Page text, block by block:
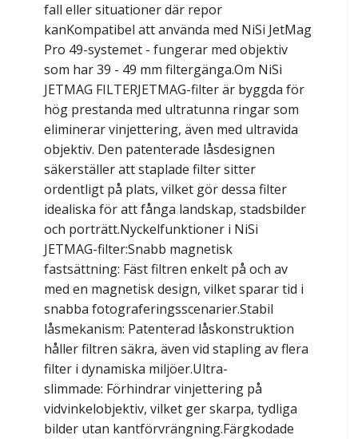
fall eller situationer där repor
kanKompatibel att använda med NiSi JetMag
Pro 49-systemet - fungerar med objektiv
som har 39 - 49 mm filtergänga.Om NiSi
JETMAG FILTERJETMAG-filter är byggda för
hög prestanda med ultratunna ringar som
eliminerar vinjettering, även med ultravida
objektiv. Den patenterade låsdesignen
säkerställer att staplade filter sitter
ordentligt på plats, vilket gör dessa filter
idealiska för att fånga landskap, stadsbilder
och porträtt.Nyckelfunktioner i NiSi
JETMAG-filter:Snabb magnetisk
fastsättning: Fäst filtren enkelt på och av
med en magnetisk design, vilket sparar tid i
snabba fotograferingsscenarier.Stabil
låsmekanism: Patenterad låskonstruktion
håller filtren säkra, även vid stapling av flera
filter i dynamiska miljöer.Ultra-
slimmade: Förhindrar vinjettering på
vidvinkelobjektiv, vilket ger skarpa, tydliga
bilder utan kantförvrängning.Färgkodade